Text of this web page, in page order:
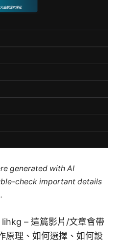
generated with AI
check important details
– 這篇影片/文章會帶
原理、如何選擇、如何設